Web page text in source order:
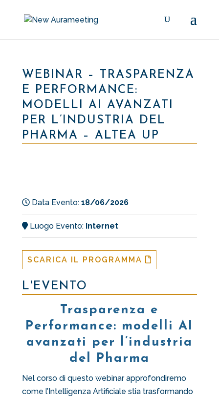
WEBINAR – TRASPARENZA
E PERFORMANCE:
MODELLI AI AVANZATI
PER L’INDUSTRIA DEL
PHARMA – ALTEA UP
Data Evento: 18/06/2026
Luogo Evento: Internet
SCARICA IL PROGRAMMA
L'EVENTO
Trasparenza e
Performance: modelli AI
avanzati per l’industria
del Pharma
Nel corso di questo webinar approfondiremo
come l’Intelligenza Artificiale stia trasformando